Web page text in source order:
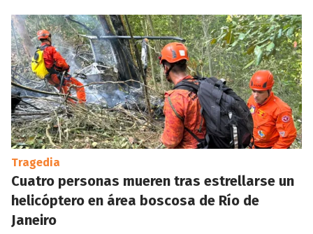
Tragedia
Cuatro personas mueren tras estrellarse un
helicóptero en área boscosa de Río de
Janeiro